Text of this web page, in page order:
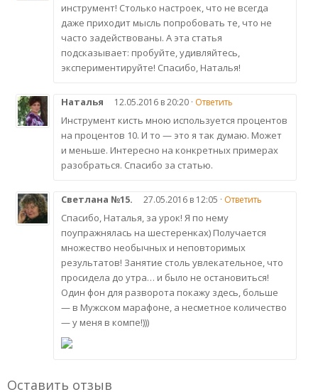
инструмент! Столько настроек, что не всегда
даже приходит мысль попробовать те, что не
часто задействованы. А эта статья
подсказывает: пробуйте, удивляйтесь,
экспериментируйте! Спасибо, Наталья!
Наталья 12.05.2016 в 20:20 · Ответить
Инструмент кисть мною используется процентов
на процентов 10. И то — это я так думаю. Может
и меньше. Интересно на конкретных примерах
разобраться. Спасибо за статью.
Светлана №15. 27.05.2016 в 12:05 · Ответить
Спасибо, Наталья, за урок! Я по нему
поупражнялась на шестеренках) Получается
множество необычных и неповторимых
результатов! Занятие столь увлекательное, что
просидела до утра… и было не остановиться!
Один фон для разворота покажу здесь, больше
— в Мужском марафоне, а несметное количество
— у меня в компе!)))
Оставить отзыв